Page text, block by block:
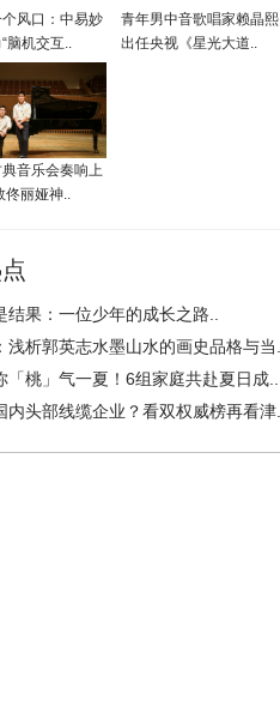
风口：中易妙
脑机交互..
青年男中音歌唱家赖晶熙
出任央视《星光大道..
音乐会奏响上
佟丽娅神..
结果：一位少年的成长之路..
浅析郭英志水墨山水的画史品格与当..
「桃」气一夏！6组家庭共赴夏日成..
内头部线缆企业？看双权威榜再看津..